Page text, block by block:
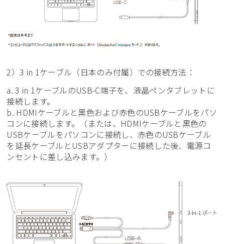
2）3 in 1ケーブル（日本のみ付属）での接続方法：
a. 3 in 1ケーブルのUSB-C端子を、液晶ペンタブレットに
接続します。
b. HDMIケーブルと黒色および赤色のUSBケーブルをパソ
コンに接続します。（または、HDMIケーブルと黒色の
USBケーブルをパソコンに接続し、赤色のUSBケーブル
を延長ケーブルとUSBアダプターに接続した後、電源コ
ンセントに差し込みます。）